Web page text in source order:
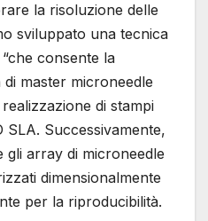
la risoluzione delle
sviluppato una tecnica
consente la
master microneedle
di stampi
SLA. Successivamente,
gli array di microneedle
dimensionalmente
per la riproducibilità.